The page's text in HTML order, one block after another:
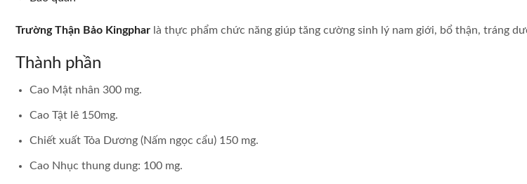
Trường Thận Bảo Kingphar là thực phẩm chức năng giúp tăng cường sinh lý nam giới, bổ thận, tráng
Thành phần
Cao Mật nhân 300 mg.
Cao Tật lê 150mg.
Chiết xuất Tỏa Dương (Nấm ngọc cẩu) 150 mg.
Cao Nhục thung dung: 100 mg.